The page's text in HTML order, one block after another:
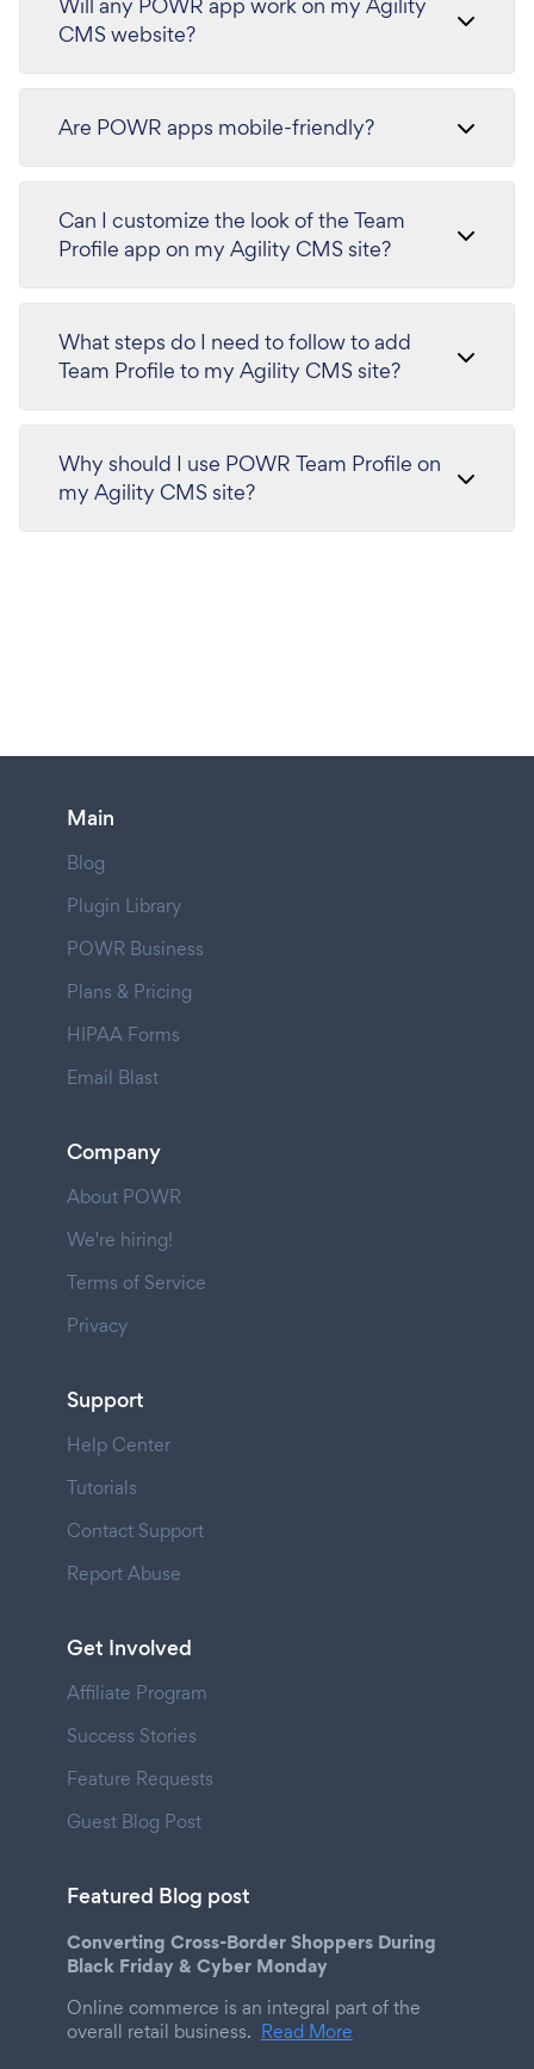
CMS website?
Are POWR apps mobile-friendly?
Can I customize the look of the Team
Profile app on my Agility CMS site?
What steps do I need to follow to add
Team Profile to my Agility CMS site?
Why should I use POWR Team Profile on
my Agility CMS site?
Main
Blog
Plugin Library
POWR Business
Plans & Pricing
HIPAA Forms
Email Blast
Company
About POWR
We're hiring!
Terms of Service
Privacy
Support
Help Center
Tutorials
Contact Support
Report Abuse
Get Involved
Affiliate Program
Success Stories
Feature Requests
Guest Blog Post
Featured Blog post
Converting Cross-Border Shoppers During
Black Friday & Cyber Monday
Online commerce is an integral part of the
overall retail business. Read More